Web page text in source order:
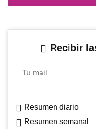
Recibir
Tu mail
Resumen diario
Resumen semanal